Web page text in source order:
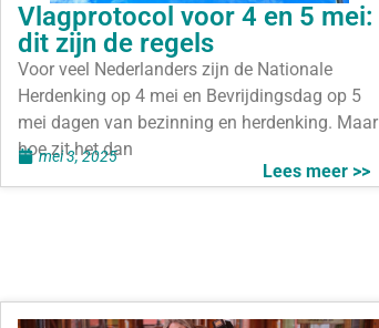
Vlagprotocol voor 4 en 5 mei:
dit zijn de regels
Voor veel Nederlanders zijn de Nationale
Herdenking op 4 mei en Bevrijdingsdag op 5
mei dagen van bezinning en herdenking. Maar
hoe zit het dan
Lees meer >>
mei 3, 2025